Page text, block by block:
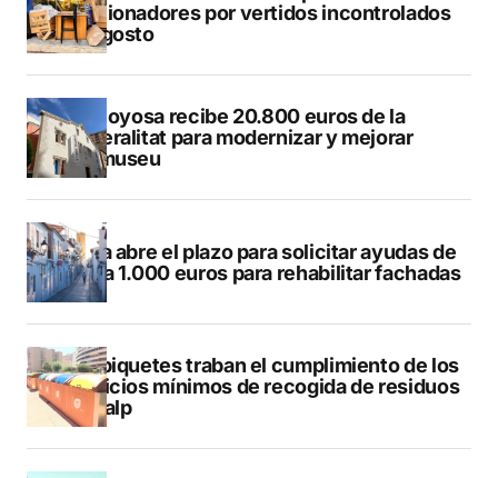
sancionadores por vertidos incontrolados
en agosto
Villajoyosa recibe 20.800 euros de la
Generalitat para modernizar y mejorar
Vilamuseu
Altea abre el plazo para solicitar ayudas de
hasta 1.000 euros para rehabilitar fachadas
Los piquetes traban el cumplimiento de los
servicios mínimos de recogida de residuos
en Calp